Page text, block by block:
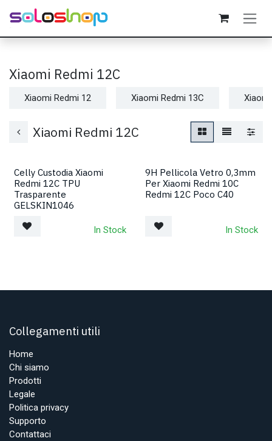
Passa al contenuto
Xiaomi Redmi 12C
Xiaomi Redmi 12 Xiaomi Redmi 13C
Xiaomi Redmi 12C
Celly Custodia Xiaomi
Redmi 12C TPU
Trasparente
GELSKIN1046
In Stock
9H Pellicola Vetro 0,3mm
Per Xiaomi Redmi 10C
Redmi 12C Poco C40
In Stock
Collegamenti utili
Home
Chi siamo
Prodotti
Legale
Politica privacy
Supporto
Contattaci